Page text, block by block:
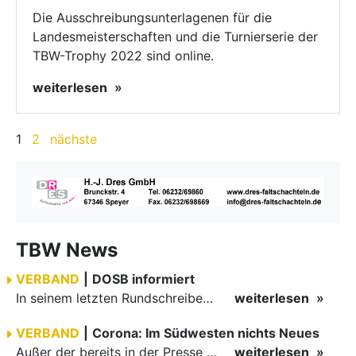
Die Ausschreibungsunterlagenen für die
Landesmeisterschaften und die Turnierserie der
TBW-Trophy 2022 sind online.
weiterlesen
1 2 nächste
TBW News
VERBAND
DOSB informiert
In seinem letzten Rundschreiben des Jahres 2020 informierte der Deutsche Olympische Sportbund seine Mitglieder über zentrale Forderungen des organisierten Sports, die in den letzten Sitzungstagen im…
weiterlesen
VERBAND
Corona: Im Südwesten nichts Neues
Außer der bereits in der Presse verkündeten Verlängerung des Lockdowns bis zum 31. Januar 2021 ändert sich mit der aktualisierten Corona-Verordnung für den Sport nichts.
weiterlesen